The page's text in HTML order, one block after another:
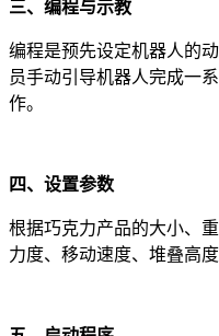
三、编程与示教
编程是预先设定机器人的
员手动引导机器人完成一
作。
四、设置参数
根据巧克力产品的大小、
力度、移动速度、堆叠高度